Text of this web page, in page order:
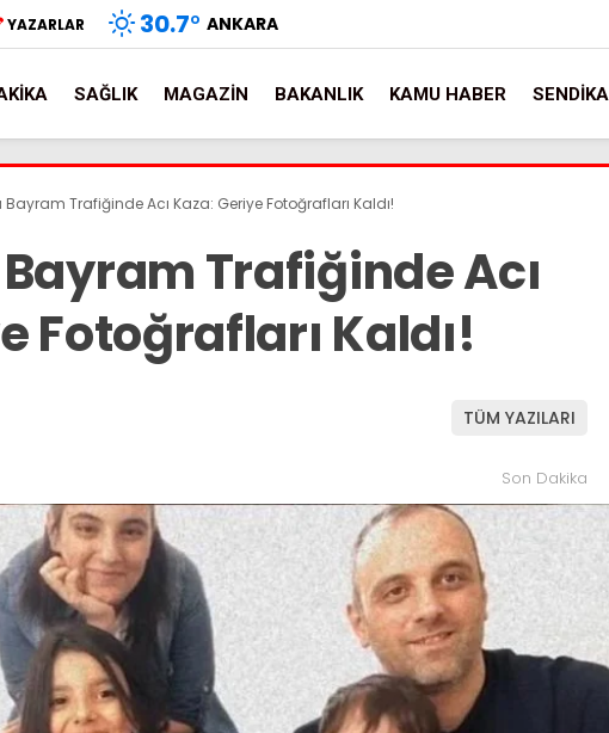
YAZARLAR 30.7° ANKARA
SAĞLIK MAGAZIN BAKANLIK KAMU HABER SENDIKA
Bayram Trafiğinde Acı Kaza: Geriye Fotoğrafları Kaldı!
Trafiğinde Acı
Fotoğrafları Kaldı!
TÜM YAZILARI
Son Dakika